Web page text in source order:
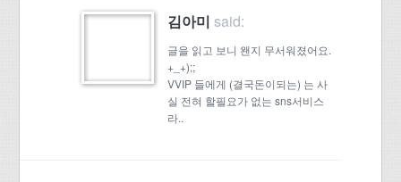
김아미said:
글을 읽고 보니 왠지 무서워졌어요.
+_+);;
VVIP 들에게 (결국돈이되는) 는 사
실 전혀 할필요가 없는 sns서비스
라..